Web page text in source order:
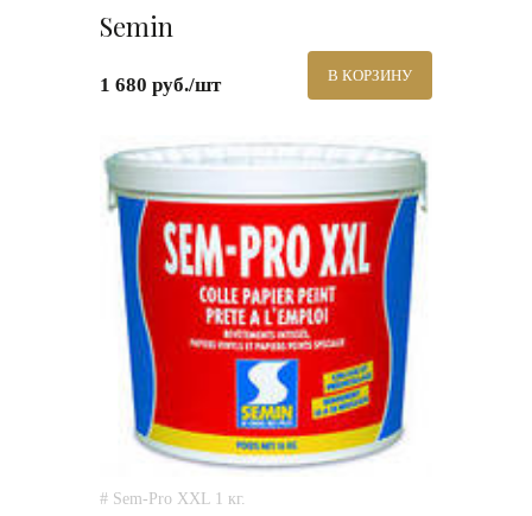
Semin
1 680 руб./шт В КОРЗИНУ
# Sem-Pro XXL 1 кг.